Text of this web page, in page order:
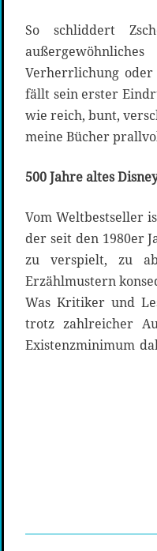
So schliddert
Verherrlichung
fällt sein erster
wie reich, bunt,
meine Bücher
500 Jahre altes
Vom Weltbestseller
der seit den 1980er
zu verspielt, zu
Erzählmustern
Was Kritiker und
trotz zahlreicher
Existenzminimum